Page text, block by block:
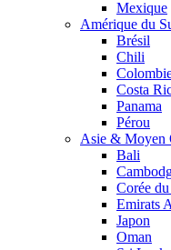
Mexique
Amérique du
Brésil
Chili
Costa
Panama
Pérou
Asie & Moyen
Bali
Corée
Emirats
Japon
Oman